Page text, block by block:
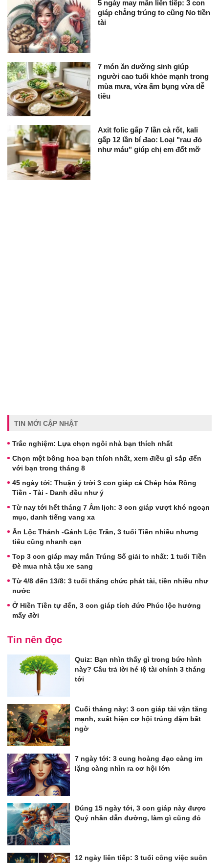
5 ngày may mắn liên tiếp: 3 con
giáp chẳng trúng to cũng No tiền
tài
7 món ăn dưỡng sinh giúp
người cao tuổi khỏe mạnh trong
mùa mưa, vừa ấm bụng vừa dễ
tiêu
Axit folic gấp 7 lần cà rốt, kali
gấp 12 lần bí đao: Loại "rau đỏ
như máu" giúp chị em đốt mỡ
TIN MỚI CẬP NHẬT
Trắc nghiệm: Lựa chọn ngôi nhà bạn thích nhất
Chọn một bông hoa bạn thích nhất, xem điều gì sắp đến
với bạn trong tháng 8
45 ngày tới: Thuận ý trời 3 con giáp cá Chép hóa Rồng
Tiền - Tài - Danh đều như ý
Từ nay tới hết tháng 7 Âm lịch: 3 con giáp vượt khó ngoạn
mục, danh tiếng vang xa
Ăn Lộc Thánh -Gánh Lộc Trần, 3 tuổi Tiền nhiều nhưng
tiêu cũng nhanh cạn
Top 3 con giáp may mắn Trúng Số giải to nhất: 1 tuổi Tiền
Đè mua nhà tậu xe sang
Từ 4/8 đến 13/8: 3 tuổi thăng chức phát tài, tiền nhiều như
nước
Ở Hiền Tiền tự đến, 3 con giáp tích đức Phúc lộc hưởng
mấy đời
Tin nên đọc
Quiz: Bạn nhìn thấy gì trong bức hình
này? Câu trả lời hé lộ tài chính 3 tháng
tới
Cuối tháng này: 3 con giáp tài vận tăng
mạnh, xuất hiện cơ hội trúng đậm bất
ngờ
7 ngày tới: 3 cung hoàng đạo càng im
lặng càng nhìn ra cơ hội lớn
Đúng 15 ngày tới, 3 con giáp này được
Quý nhân dẫn đường, làm gì cũng đỏ
12 ngày liên tiếp: 3 tuổi công việc suôn